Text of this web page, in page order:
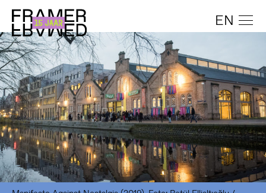
EN